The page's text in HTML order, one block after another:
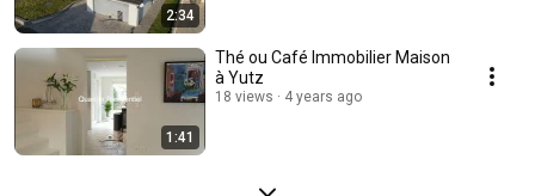
2:34
1:41
Thé ou Café Immobilier Maison
à Yutz
18 views 4 years ago